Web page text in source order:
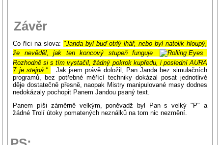
Závěr
Co říci na slova: "Janda byl buď otrlý lhář, nebo byl natolik hloupý,
že nevěděl, jak ten koncový stupeň funguje
Rozhodně si s tím vystačil, žádný pokrok kupředu, i poslední AURA
7 je stejná."
Jak jsem právě doložil, Pan Janda bez simulačních
programů, bez potřebné měřící techniky dokázal posat jednotlivé
děje dostatečně přesně, naopak Mistry manipulované masy dodnes
nedokázaly pochopit Panem Jandou psaný text.
Panem píši záměrně velkým, poněvadž byl Pan s velký "P" a
žádné Trolí útoky pomatených neználků na tom nic nezmění.